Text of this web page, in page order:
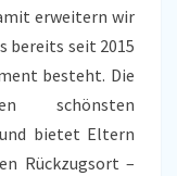
erweitern wir
bereits seit 2015
besteht. Die
schönsten
und bietet Eltern
Rückzugsort –